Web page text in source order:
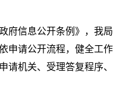
信息公开条例》，我局
申请公开流程，健全工
请机关、受理答复程序